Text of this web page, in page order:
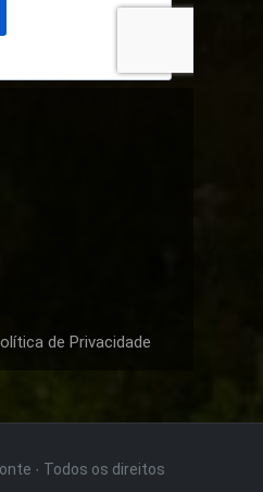
de Privacidade
· Todos os direitos